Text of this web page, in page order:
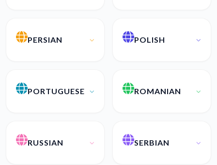
PERSIAN POLISH
PORTUGUESE ROMANIAN
RUSSIAN SERBIAN